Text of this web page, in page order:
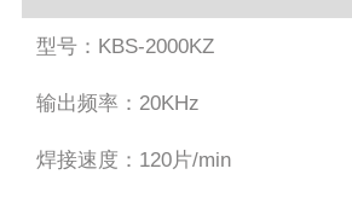
型号：KBS-2000KZ
输出频率：20KHz
焊接速度：120片/min